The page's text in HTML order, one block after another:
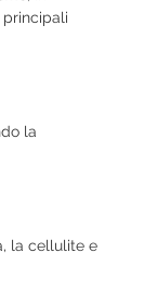
principali
la
la cellulite e